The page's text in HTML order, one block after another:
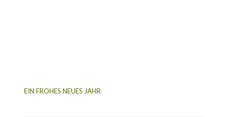
EIN FROHES NEUES JAHR